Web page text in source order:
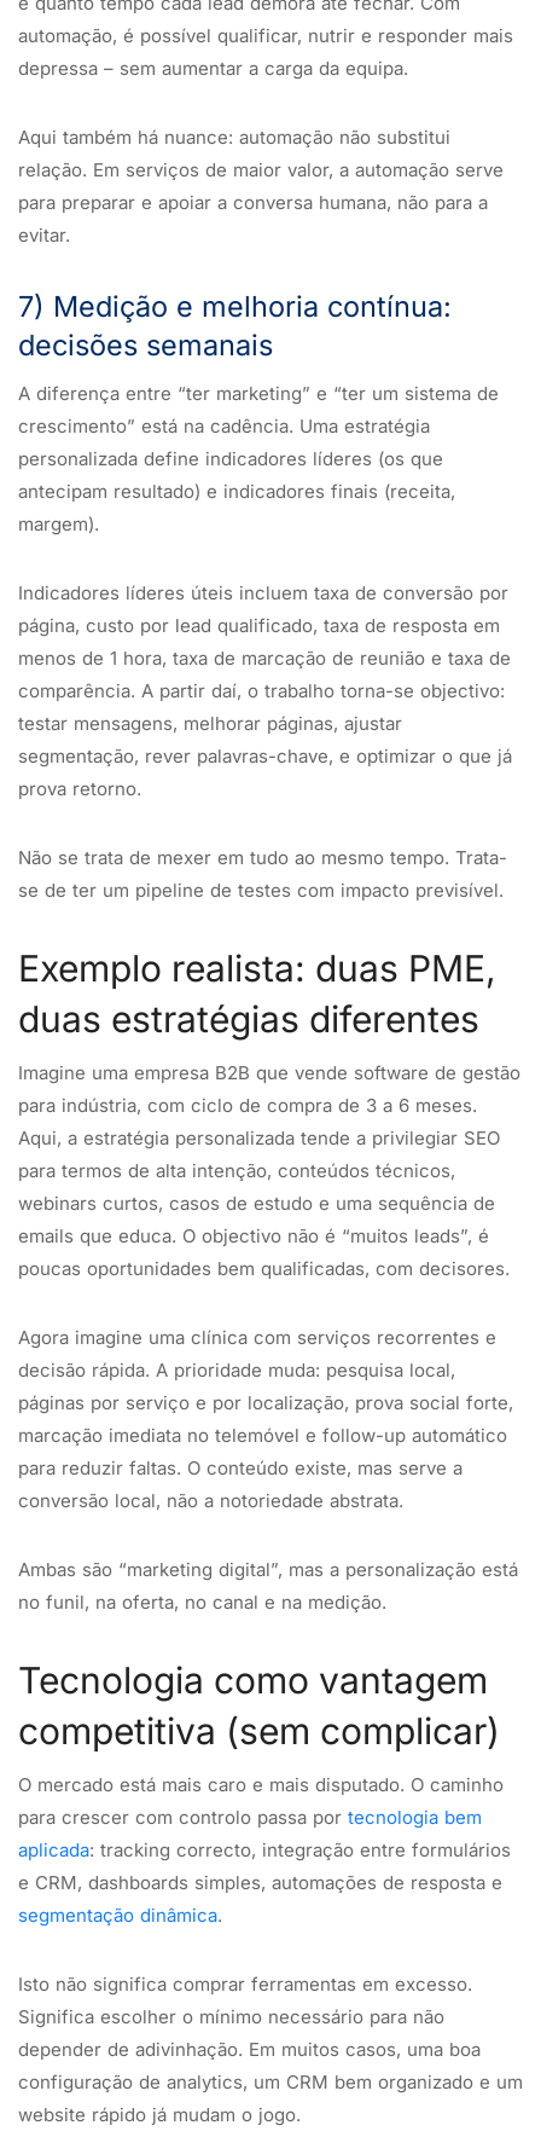
automação, é possível qualificar, nutrir e responder mais
depressa – sem aumentar a carga da equipa.
Aqui também há nuance: automação não substitui
relação. Em serviços de maior valor, a automação serve
para preparar e apoiar a conversa humana, não para a
evitar.
7) Medição e melhoria contínua:
decisões semanais
A diferença entre “ter marketing” e “ter um sistema de
crescimento” está na cadência. Uma estratégia
personalizada define indicadores líderes (os que
antecipam resultado) e indicadores finais (receita,
margem).
Indicadores líderes úteis incluem taxa de conversão por
página, custo por lead qualificado, taxa de resposta em
menos de 1 hora, taxa de marcação de reunião e taxa de
comparência. A partir daí, o trabalho torna-se objectivo:
testar mensagens, melhorar páginas, ajustar
segmentação, rever palavras-chave, e optimizar o que já
prova retorno.
Não se trata de mexer em tudo ao mesmo tempo. Trata-
se de ter um pipeline de testes com impacto previsível.
Exemplo realista: duas PME,
duas estratégias diferentes
Imagine uma empresa B2B que vende software de gestão
para indústria, com ciclo de compra de 3 a 6 meses.
Aqui, a estratégia personalizada tende a privilegiar SEO
para termos de alta intenção, conteúdos técnicos,
webinars curtos, casos de estudo e uma sequência de
emails que educa. O objectivo não é “muitos leads”, é
poucas oportunidades bem qualificadas, com decisores.
Agora imagine uma clínica com serviços recorrentes e
decisão rápida. A prioridade muda: pesquisa local,
páginas por serviço e por localização, prova social forte,
marcação imediata no telemóvel e follow-up automático
para reduzir faltas. O conteúdo existe, mas serve a
conversão local, não a notoriedade abstrata.
Ambas são “marketing digital”, mas a personalização está
no funil, na oferta, no canal e na medição.
Tecnologia como vantagem
competitiva (sem complicar)
O mercado está mais caro e mais disputado. O caminho
para crescer com controlo passa por tecnologia bem
aplicada: tracking correcto, integração entre formulários
e CRM, dashboards simples, automações de resposta e
segmentação dinâmica.
Isto não significa comprar ferramentas em excesso.
Significa escolher o mínimo necessário para não
depender de adivinhação. Em muitos casos, uma boa
configuração de analytics, um CRM bem organizado e um
website rápido já mudam o jogo.